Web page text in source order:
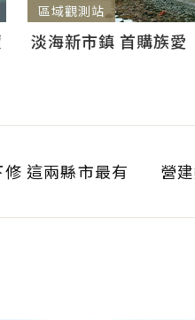
區域觀測站
淡海新市鎮 首購族愛
這兩縣市最有
營